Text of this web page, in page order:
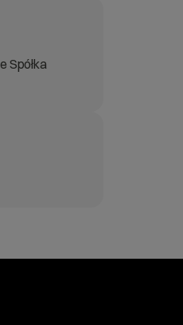
Spółka